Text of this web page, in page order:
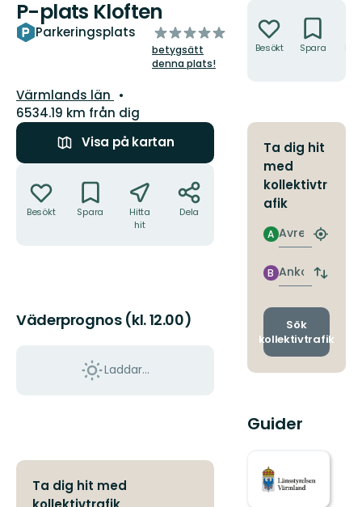
P-plats Kloften
Parkeringsplats
av
5
stjärnor
betygsätt
denna plats!
Län:
Värmlands län
6534.19 km från dig
Visa på kartan
Besökt Spara
Hitta
hit
Dela
Väderprognos (kl. 12.00)
Laddar...
Ta dig hit med
Besökt Spara
Ta dig hit
med
kollektivtr
afik
Avresa
A
Hitta
Ankomst
B
Byt
och
Sök
kollektivtrafik
Guider